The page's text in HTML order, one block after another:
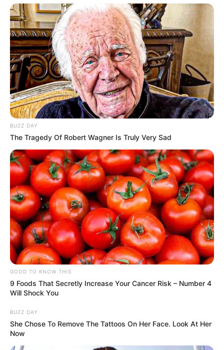
BUZZ DAY
The Tragedy Of Robert Wagner Is Truly Very Sad
GOOD TO KNOW THIS
9 Foods That Secretly Increase Your Cancer Risk – Number 4
Will Shock You
BUZZ DAY
She Chose To Remove The Tattoos On Her Face. Look At Her
Now